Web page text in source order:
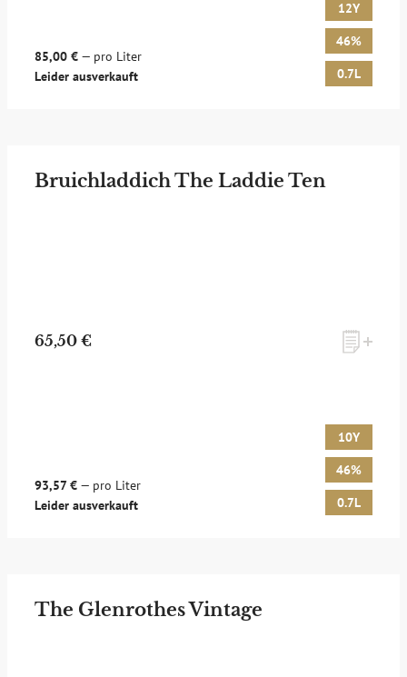
85,00 € — pro Liter
Leider ausverkauft
12Y
46%
0.7L
Bruichladdich The Laddie Ten
65,50 €
93,57 € — pro Liter
Leider ausverkauft
10Y
46%
0.7L
The Glenrothes Vintage